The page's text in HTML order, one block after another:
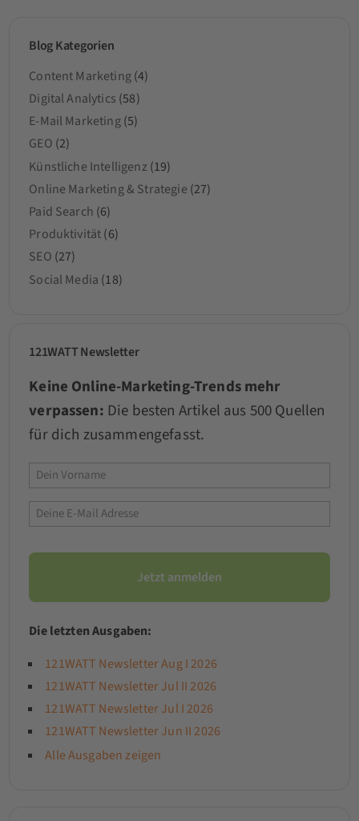
Blog Kategorien
Content Marketing(4)
Digital Analytics (58)
E-Mail Marketing(5)
GEO (2)
Künstliche Intelligenz(19)
Online Marketing & Strategie (27)
Paid Search (6)
Produktivität(6)
SEO (27)
Social Media (18)
121WATT Newsletter
Keine Online-Marketing-Trends mehr
verpassen: Die besten Artikel aus 500 Quellen
für dich zusammengefasst.
Die letzten Ausgaben:
121WATT Newsletter Aug I 2026
121WATT Newsletter Jul II 2026
121WATT Newsletter Jul I 2026
121WATT Newsletter Jun II 2026
Alle Ausgaben zeigen